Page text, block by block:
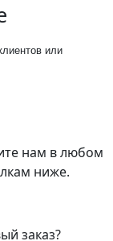
или
нам в любом
ниже.
заказ?